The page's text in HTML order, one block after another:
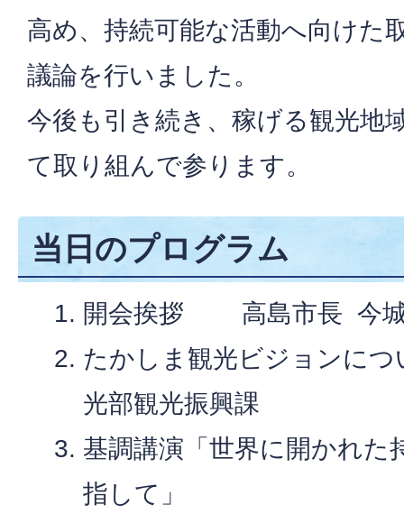
高め、持続可能な活動へ向けた
議論を行いました。
今後も引き続き、稼げる観光地
て取り組んで参ります。
当日のプログラム
開会挨拶 高島市長 今
たかしま観光ビジョンに
光部観光振興課
基調講演「世界に開かれた
指して」